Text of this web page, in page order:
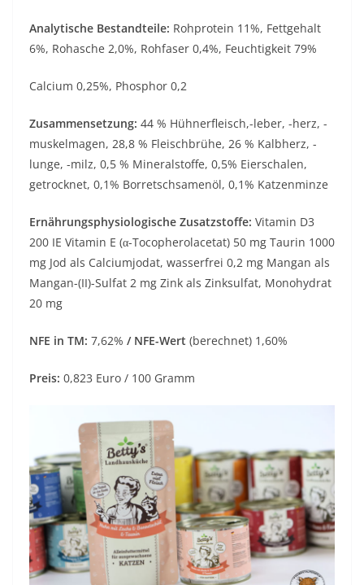
Analytische Bestandteile: Rohprotein 11%, Fettgehalt
6%, Rohasche 2,0%, Rohfaser 0,4%, Feuchtigkeit 79%
Calcium 0,25%, Phosphor 0,2
Zusammensetzung: 44 % Hühnerfleisch,-leber, -herz, -
muskelmagen, 28,8 % Fleischbrühe, 26 % Kalbherz, -
lunge, -milz, 0,5 % Mineralstoffe, 0,5% Eierschalen,
getrocknet, 0,1% Borretschsamenöl, 0,1% Katzenminze
Ernährungsphysiologische Zusatzstoffe: Vitamin D3
200 IE Vitamin E (α-Tocopherolacetat) 50 mg Taurin 1000
mg Jod als Calciumjodat, wasserfrei 0,2 mg Mangan als
Mangan-(II)-Sulfat 2 mg Zink als Zinksulfat, Monohydrat
20 mg
NFE in TM: 7,62% / NFE-Wert (berechnet) 1,60%
Preis: 0,823 Euro / 100 Gramm